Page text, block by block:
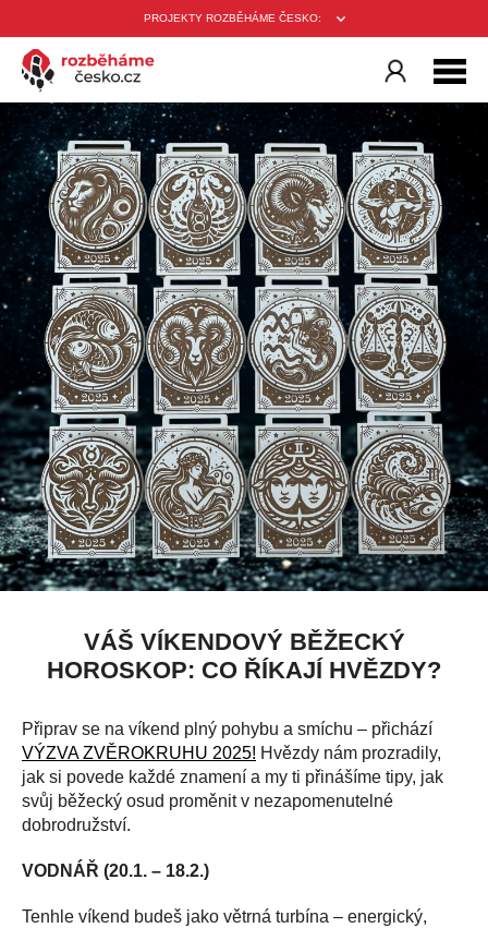
PROJEKTY ROZBĚHÁME ČESKO:
VÁŠ VÍKENDOVÝ BĚŽECKÝ
HOROSKOP: CO ŘÍKAJÍ HVĚZDY?
Připrav se na víkend plný pohybu a smíchu – přichází
VÝZVA ZVĚROKRUHU 2025! Hvězdy nám prozradily,
jak si povede každé znamení a my ti přinášíme tipy, jak
svůj běžecký osud proměnit v nezapomenutelné
dobrodružství.
VODNÁŘ (20.1. – 18.2.)
Tenhle víkend budeš jako větrná turbína – energický,